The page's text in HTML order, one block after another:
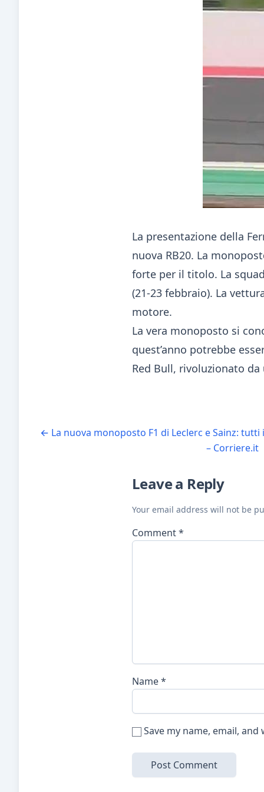
La presentazione della
nuova RB20. La
forte per il titolo. La
(21-23 febbraio). La
motore.
La vera monoposto si
quest’anno potrebbe
Red Bull, rivoluzionato
← La nuova monoposto F1 di Leclerc e Sainz:
– Corriere.it
Leave a Reply
Your email address will not be
Comment*
Name*
Save my name, email,